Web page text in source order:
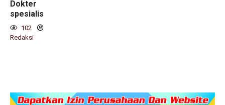
Dokter
spesialis
102
Redaksi